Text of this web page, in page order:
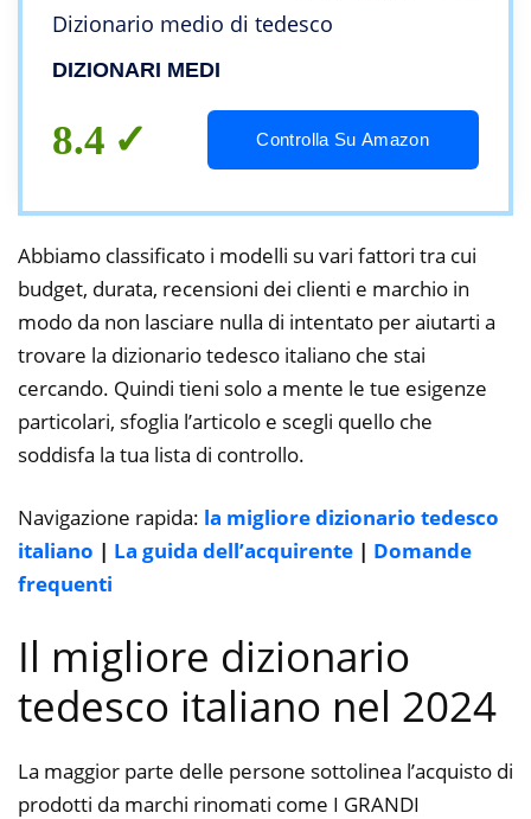
Dizionario medio di tedesco
DIZIONARI MEDI
8.4 Controlla Su Amazon
Abbiamo classificato i modelli su vari fattori tra cui
budget, durata, recensioni dei clienti e marchio in
modo da non lasciare nulla di intentato per aiutarti a
trovare la dizionario tedesco italiano che stai
cercando. Quindi tieni solo a mente le tue esigenze
particolari, sfoglia l’articolo e scegli quello che
soddisfa la tua lista di controllo.
Navigazione rapida: la migliore dizionario tedesco
italiano | La guida dell’acquirente | Domande
frequenti
Il migliore dizionario
tedesco italiano nel 2024
La maggior parte delle persone sottolinea l’acquisto di
prodotti da marchi rinomati come I GRANDI